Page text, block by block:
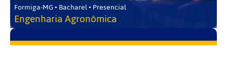
Formiga-MG • Bacharel • Presencial
Engenharia Agronômica